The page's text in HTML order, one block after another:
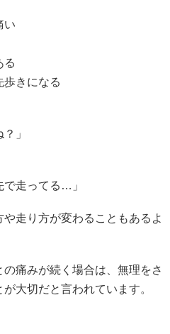
い
る
歩きになる
」
で走ってる…」
走り方が変わることもあるよ
痛みが続く場合は、無理をさ
大切だと言われています。